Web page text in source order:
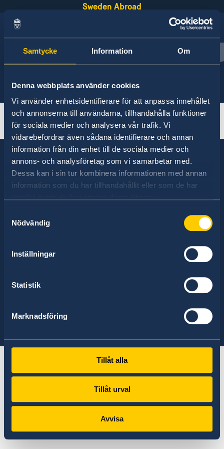
Samtycke Information Om
Denna webbplats använder cookies
Vi använder enhetsidentifierare för att anpassa innehållet
och annonserna till användarna, tillhandahålla funktioner
för sociala medier och analysera vår trafik. Vi
vidarebefordrar även sådana identifierare och annan
information från din enhet till de sociala medier och
annons- och analysföretag som vi samarbetar med.
Dessa kan i sin tur kombinera informationen med annan
information som du har tillhandahållit eller som de har
Nödvändig
Inställningar
Statistik
Marknadsföring
Tillåt alla
Tillåt urval
Avvisa
Sweden Abroad
English
Emergency help
About abroad
Sweden has diplomatic relations with almost
all states in the world, with embassies and
foreign representation consists of
approximately 100 missions abroad and 350
Select
See a list of all embassies here